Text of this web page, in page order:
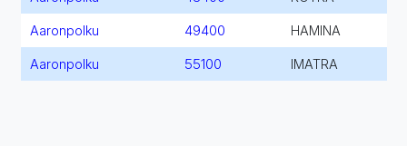
Aaronpolku 49400 HAMINA
Aaronpolku 55100 IMATRA